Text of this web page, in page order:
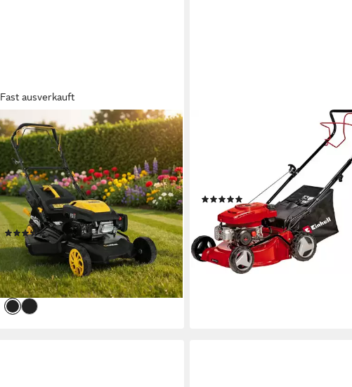
Fast ausverkauft
CRAFTFULL
Benzinrasenmäher CR-224-30 - 7
PS, 223 cm³ 4-Takt Benzin
Rasenmäher
53 cm Schnittbreite
3 - 9,5 cm Schnitthöhe
60 l Größe Auffangbehälter
(19)
279,99 €
699,99 €
13,91 €mtl. in 24 Raten
-60%
lieferbar - in 3-4 Werktagen bei dir
Benzinrasenmäher GC-PM 40/2 S
Schnitthöhe
Größe Auffangbehälter
(12)
192,25 € UVP236,95 €
17,56 €mtl. in 12 Raten
-19%
lieferbar - in 3-4 Werktagen bei dir